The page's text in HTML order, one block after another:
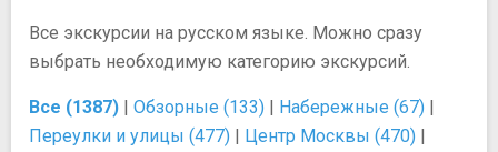
Все экскурсии на русском языке. Можно сразу
выбрать необходимую категорию экскурсий.
Все (1387) | Обзорные (133) | Набережные (67) |
Переулки и улицы (477) | Центр Москвы (470) |